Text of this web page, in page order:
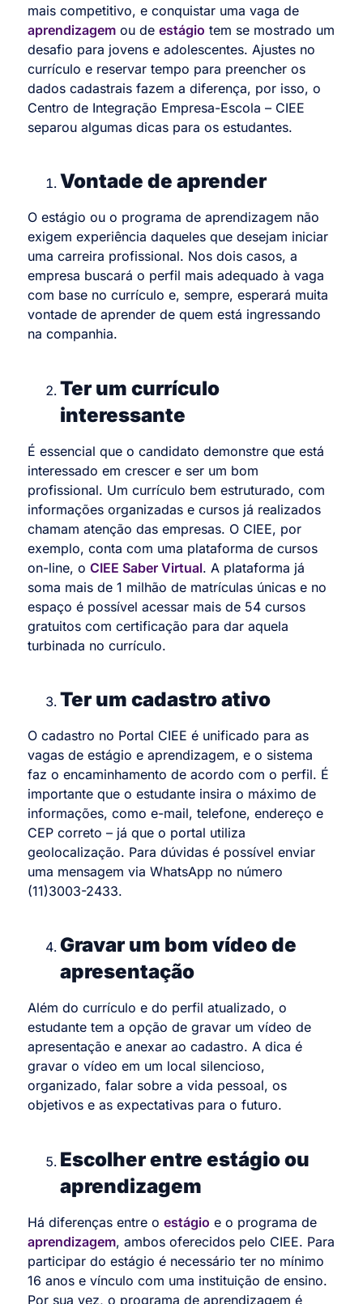
mais competitivo, e conquistar uma vaga de
aprendizagem ou de estágio tem se mostrado um
desafio para jovens e adolescentes. Ajustes no
currículo e reservar tempo para preencher os
dados cadastrais fazem a diferença, por isso, o
Centro de Integração Empresa-Escola – CIEE
separou algumas dicas para os estudantes.
Vontade de aprender
O estágio ou o programa de aprendizagem não
exigem experiência daqueles que desejam iniciar
uma carreira profissional. Nos dois casos, a
empresa buscará o perfil mais adequado à vaga
com base no currículo e, sempre, esperará muita
vontade de aprender de quem está ingressando
na companhia.
Ter um currículo
interessante
É essencial que o candidato demonstre que está
interessado em crescer e ser um bom
profissional. Um currículo bem estruturado, com
informações organizadas e cursos já realizados
chamam atenção das empresas. O CIEE, por
exemplo, conta com uma plataforma de cursos
on-line, o CIEE Saber Virtual. A plataforma já
soma mais de 1 milhão de matrículas únicas e no
espaço é possível acessar mais de 54 cursos
gratuitos com certificação para dar aquela
turbinada no currículo.
Ter um cadastro ativo
O cadastro no Portal CIEE é unificado para as
vagas de estágio e aprendizagem, e o sistema
faz o encaminhamento de acordo com o perfil. É
importante que o estudante insira o máximo de
informações, como e-mail, telefone, endereço e
CEP correto – já que o portal utiliza
geolocalização. Para dúvidas é possível enviar
uma mensagem via WhatsApp no número
(11)3003-2433.
Gravar um bom vídeo de
apresentação
Além do currículo e do perfil atualizado, o
estudante tem a opção de gravar um vídeo de
apresentação e anexar ao cadastro. A dica é
gravar o vídeo em um local silencioso,
organizado, falar sobre a vida pessoal, os
objetivos e as expectativas para o futuro.
Escolher entre estágio ou
aprendizagem
Há diferenças entre o estágio e o programa de
aprendizagem, ambos oferecidos pelo CIEE. Para
participar do estágio é necessário ter no mínimo
16 anos e vínculo com uma instituição de ensino.
Por sua vez, o programa de aprendizagem é